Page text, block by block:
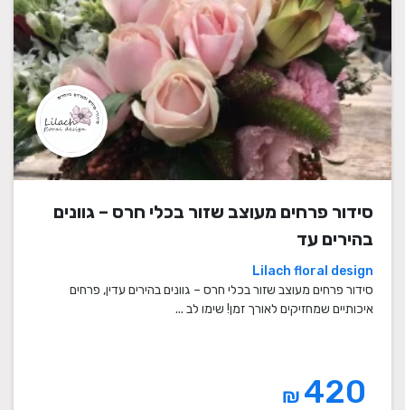
סידור פרחים מעוצב שזור בכלי חרס – גוונים
בהירים עד
Lilach floral design
סידור פרחים מעוצב שזור בכלי חרס – גוונים בהירים עדין, פרחים
איכותיים שמחזיקים לאורך זמן! שימו לב ...
₪